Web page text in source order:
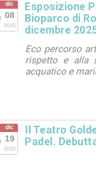
dic
08
2025
Esposizione
Bioparco di
dicembre
Eco percorso
rispetto e alla
acquatico e
dic
19
2025
Il Teatro
Padel.